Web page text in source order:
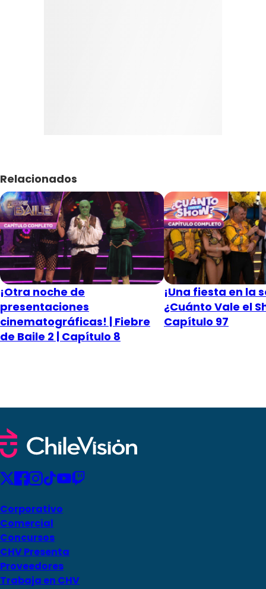
Relacionados
¡Otra noche de
presentaciones
cinematográficas! | Fiebre
de Baile 2 | Capítulo 8
¡Una fiesta en la
¿Cuánto Vale el
Capítulo 97
Corporativo
Comercial
Concursos
CHV Presenta
Proveedores
Trabaja en CHV